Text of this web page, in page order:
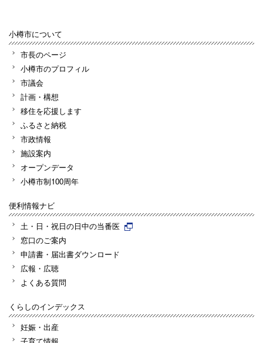
小樽市について
市長のページ
小樽市のプロフィル
市議会
計画・構想
移住を応援します
ふるさと納税
市政情報
施設案内
オープンデータ
小樽市制100周年
便利情報ナビ
土・日・祝日の日中の当番医
窓口のご案内
申請書・届出書ダウンロード
広報・広聴
よくある質問
くらしのインデックス
妊娠・出産